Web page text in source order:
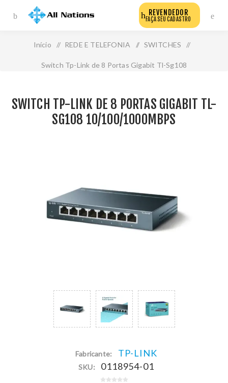
REVENDEDOR
FAÇA SEU CADASTRO
Início / REDE E TELEFONIA / SWITCHES /
Switch Tp-Link de 8 Portas Gigabit Tl-Sg108
SWITCH TP-LINK DE 8 PORTAS GIGABIT TL-
SG108 10/100/1000MBPS
Fabricante: TP-LINK
SKU: 0118954-01